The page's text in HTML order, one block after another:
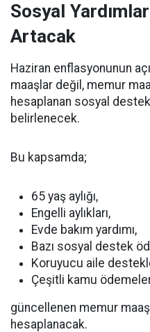
Sosyal
Artacak
Haziran enflasyonunun
maaşlar değil, memur
hesaplanan sosyal
belirlenecek.
Bu kapsamda;
65 yaş aylığı,
Engelli aylıkları,
Evde bakım yardımı,
Bazı sosyal destek
Koruyucu aile
Çeşitli kamu
güncellenen memur
hesaplanacak.